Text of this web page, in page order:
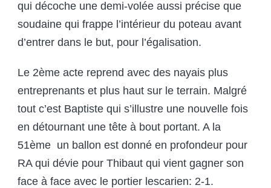
qui décoche une demi-volée aussi précise que
soudaine qui frappe l’intérieur du poteau avant
d’entrer dans le but, pour l’égalisation.
Le 2ème acte reprend avec des nayais plus
entreprenants et plus haut sur le terrain. Malgré
tout c’est Baptiste qui s’illustre une nouvelle fois
en détournant une tête à bout portant. A la
51ème un ballon est donné en profondeur pour
RA qui dévie pour Thibaut qui vient gagner son
face à face avec le portier lescarien: 2-1.